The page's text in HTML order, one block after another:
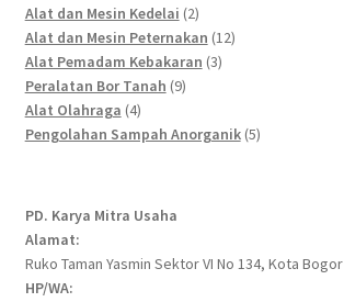
Alat dan Mesin Kedelai 22
products
Alat dan Mesin Peternakan 1212
Alat Pemadam Kebakaran 33
Peralatan Bor Tanah 99
Alat Olahraga 44
products
Pengolahan Sampah Anorganik 55
PD. Karya Mitra Usaha
Alamat:
Ruko Taman Yasmin Sektor VI No 134, Kota Bogor
HP/WA: